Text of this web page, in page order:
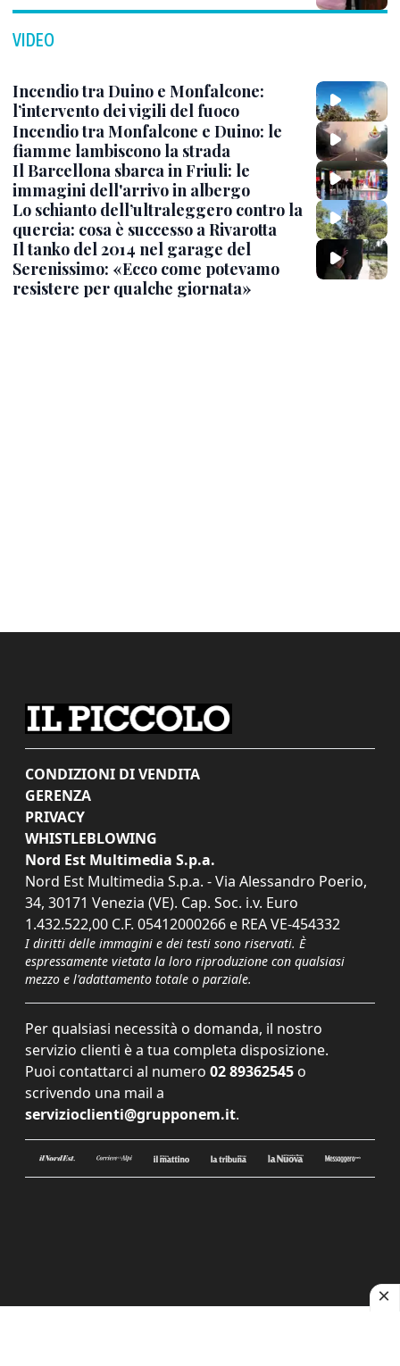
VIDEO
Incendio tra Duino e Monfalcone:
l’intervento dei vigili del fuoco
Incendio tra Monfalcone e Duino: le
fiamme lambiscono la strada
Il Barcellona sbarca in Friuli: le
immagini dell'arrivo in albergo
Lo schianto dell’ultraleggero contro la
quercia: cosa è successo a Rivarotta
Il tanko del 2014 nel garage del
Serenissimo: «Ecco come potevamo
resistere per qualche giornata»
CONDIZIONI DI VENDITA
GERENZA
PRIVACY
WHISTLEBLOWING
Nord Est Multimedia S.p.a.
Nord Est Multimedia S.p.a. - Via Alessandro Poerio,
34, 30171 Venezia (VE). Cap. Soc. i.v. Euro
1.432.522,00 C.F. 05412000266 e REA VE-454332
I diritti delle immagini e dei testi sono riservati. È
espressamente vietata la loro riproduzione con qualsiasi
mezzo e l'adattamento totale o parziale.
Per qualsiasi necessità o domanda, il nostro
servizio clienti è a tua completa disposizione.
Puoi contattarci al numero 02 89362545 o
scrivendo una mail a
servizioclienti@grupponem.it.